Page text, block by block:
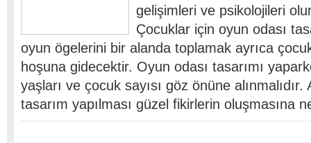
gelişimleri ve psikolojileri
Çocuklar için oyun odası
oyun ögelerini bir alanda toplamak ayrıca
hoşuna gidecektir. Oyun odası tasarımı
yaşları ve çocuk sayısı göz önüne alınmalıdır.
tasarım yapılması güzel fikirlerin oluşmasına